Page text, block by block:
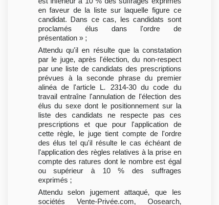
en faveur de la liste sur laquelle figure ce
candidat. Dans ce cas, les candidats sont
proclamés élus dans l'ordre de
présentation » ;
Attendu qu'il en résulte que la constatation
par le juge, après l'élection, du non-respect
par une liste de candidats des prescriptions
prévues à la seconde phrase du premier
alinéa de l'article L. 2314-30 du code du
travail entraîne l'annulation de l'élection des
élus du sexe dont le positionnement sur la
liste des candidats ne respecte pas ces
prescriptions et que pour l'application de
cette règle, le juge tient compte de l'ordre
des élus tel qu'il résulte le cas échéant de
l'application des règles relatives à la prise en
compte des ratures dont le nombre est égal
ou supérieur à 10 % des suffrages
exprimés ;
Attendu selon jugement attaqué, que les
sociétés Vente-Privée.com, Oosearch,